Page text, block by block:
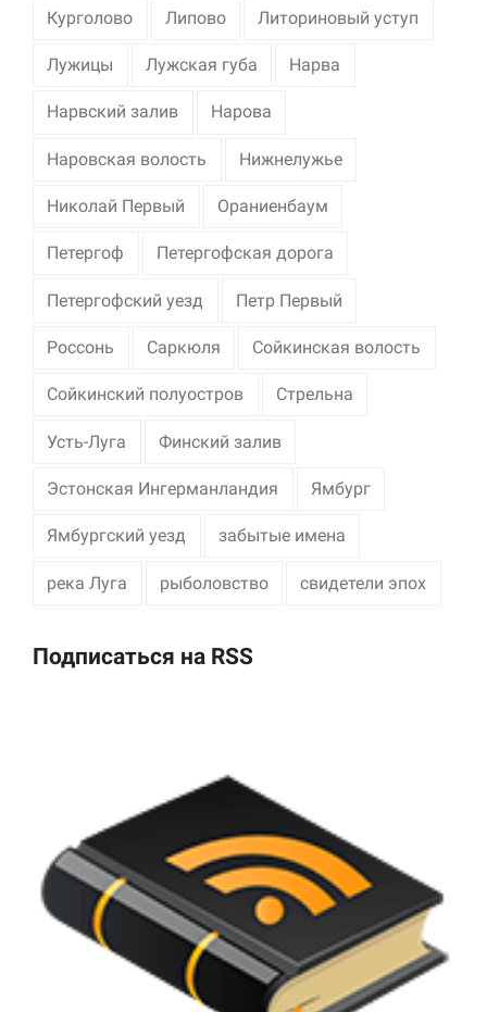
Курголово Липово Литориновый уступ
Лужицы Лужская губа Нарва
Нарвский залив Нарова
Наровская волость Нижнелужье
Николай Первый Ораниенбаум
Петергоф Петергофская дорога
Петергофский уезд Петр Первый
Россонь Саркюля Сойкинская волость
Сойкинский полуостров Стрельна
Усть-Луга Финский залив
Эстонская Ингерманландия Ямбург
Ямбургский уезд забытые имена
река Луга рыболовство свидетели эпох
Подписаться на RSS